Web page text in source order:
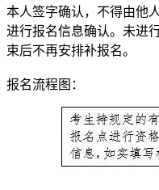
本人签字确认，不得由他
进行报名信息确认。未进
束后不再安排补报名。
报名流程图：